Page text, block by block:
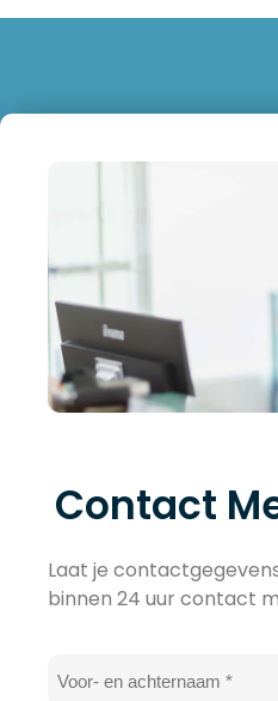
Contact
Laat je
binnen 24 uur contact